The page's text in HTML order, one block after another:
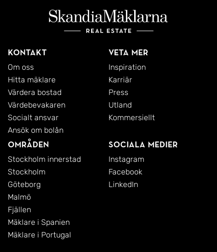
Kontakt
Om oss
Hitta mäklare
Värdera bostad
Värdebevakaren
Socialt ansvar
Ansök om bolån
Veta mer
Inspiration
Karriär
Press
Utland
Kommersiellt
Områden
Stockholm innerstad
Stockholm
Göteborg
Malmö
Fjällen
Mäklare i Spanien
Mäklare i Portugal
Sociala medier
Instagram
Facebook
LinkedIn